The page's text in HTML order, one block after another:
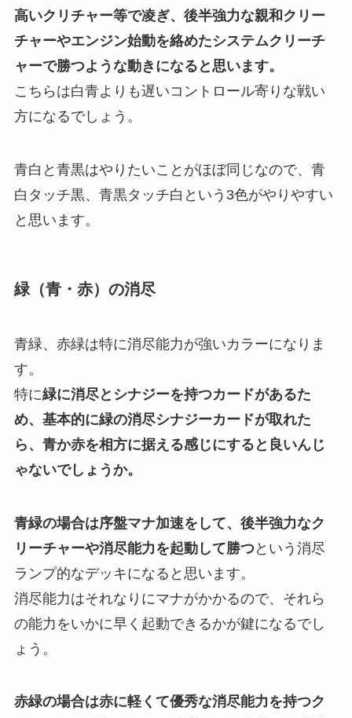
高いクリチャー等で凌ぎ、後半強力な親和クリー
チャーやエンジン始動を絡めたシステムクリーチ
ャーで勝つような動きになると思います。
こちらは白青よりも遅いコントロール寄りな戦い
方になるでしょう。
青白と青黒はやりたいことがほぼ同じなので、青
白タッチ黒、青黒タッチ白という3色がやりやすい
と思います。
緑（青・赤）の消尽
青緑、赤緑は特に消尽能力が強いカラーになりま
す。
特に緑に消尽とシナジーを持つカードがあるた
め、基本的に緑の消尽シナジーカードが取れた
ら、青か赤を相方に据える感じにすると良いんじ
ゃないでしょうか。
青緑の場合は序盤マナ加速をして、後半強力なク
リーチャーや消尽能力を起動して勝つという消尽
ランプ的なデッキになると思います。
消尽能力はそれなりにマナがかかるので、それら
の能力をいかに早く起動できるかが鍵になるでし
ょう。
赤緑の場合は赤に軽くて優秀な消尽能力を持つク